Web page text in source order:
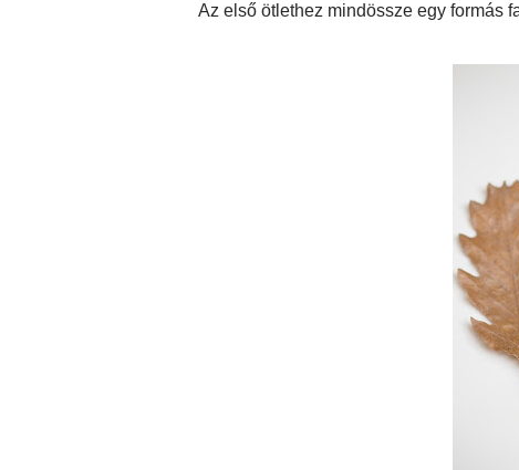
Az első ötlethez mindössze egy formás